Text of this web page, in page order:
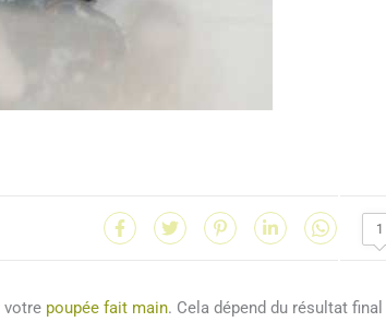
1
votre poupée fait main. Cela dépend du résultat final